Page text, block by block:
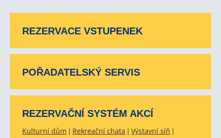
REZERVACE VSTUPENEK
POŘADATELSKÝ SERVIS
REZERVAČNÍ SYSTÉM AKCÍ
Kulturní dům Rekreační chata Výstavní síň